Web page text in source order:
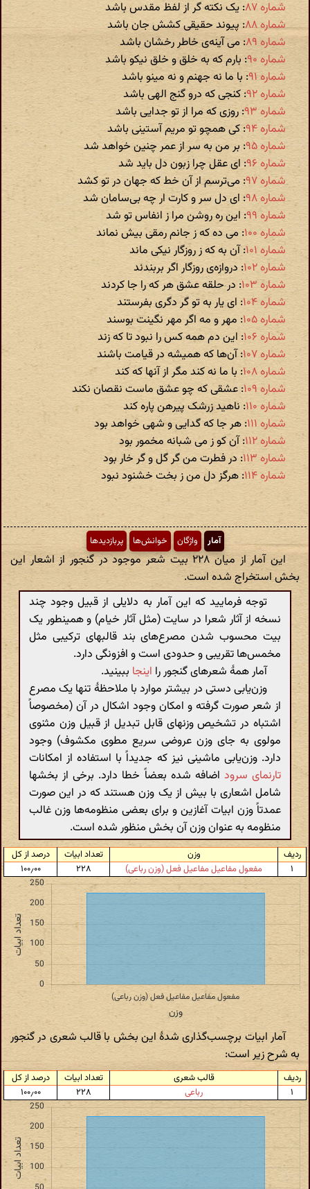
شماره ۸۷
: یک نکته گر از لفظ مقدس باشد
شماره ۸۸
: پیوند حقیقی کشش جان باشد
شماره ۸۹
: می آینه‌ی خاطر رخشان باشد
شماره ۹۰
: بارم که به خلق و خلق نیکو باشد
شماره ۹۱ : با ما نه جهنم و نه مینو باشد
شماره ۹۲
: کنجی که درو گنج الهی باشد
شماره ۹۳
: روزی که مرا از تو جدایی باشد
شماره ۹۴
: کی همچو تو مریم آستینی باشد
شماره ۹۵
: بر من به سر از عمر چنین خواهد شد
شماره ۹۶
: ای عقل چرا زبون دل باید شد
شماره ۹۷
: می‌ترسم از آن خط که جهان در تو کشد
شماره ۹۸
: ای دل سر و کارت ار چه بی‌سامان شد
شماره ۹۹
: این ره روشن مرا ز انفاس تو شد
شماره ۱۰۰
: می ده که ز جانم رمقی بیش نماند
شماره ۱۰۱
: آن به که ز روزگار نیکی ماند
شماره ۱۰۲
: دروازه‌ی روزگار اگر بربندند
شماره ۱۰۳
: در حلقه عشق هر که را جا کردند
شماره ۱۰۴
: ای یار به تو گر دگری بفرستند
شماره ۱۰۵
: مهر و مه اگر مهر نگینت بوسند
شماره ۱۰۶
: این دم همه کس را نبود تا که زند
شماره ۱۰۷
: آن‌ها که همیشه در قیامت باشند
شماره ۱۰۸
: با ما نه کند مگر از آنها که کند
شماره ۱۰۹
: عشقی که چو عشق ماست نقصان نکند
شماره ۱۱۰
: ناهید زرشک پیرهن پاره کند
شماره ۱۱۱
: هر جا که گدایی و شهی خواهد بود
شماره ۱۱۲
: آن کو ز می شبانه مخمور بود
شماره ۱۱۳
: در فطرت من گر گل و گر خار بود
شماره ۱۱۴
: هرگز دل من ز بخت خشنود نبود
آمار واژگان خوانش‌ها پربازدیدها
این آمار از میان ۲۲۸ بیت شعر موجود در گنجور از اشعار این
بخش استخراج شده است.
توجه فرمایید که این آمار به دلایلی از قبیل وجود چند
نسخه از آثار شعرا در سایت (مثل آثار خیام) و همینطور یک
بیت محسوب شدن مصرع‌های بند قالبهای ترکیبی مثل
مخمس‌ها تقریبی و حدودی است و افزونگی دارد.
آمار همهٔ شعرهای گنجور را اینجا ببینید.
وزن‌یابی دستی در بیشتر موارد با ملاحظهٔ تنها یک مصرع
از شعر صورت گرفته و امکان وجود اشکال در آن (مخصوصاً
اشتباه در تشخیص وزنهای قابل تبدیل از قبیل وزن مثنوی
مولوی به جای وزن عروضی سریع مطوی مکشوف) وجود
دارد. وزن‌یابی ماشینی نیز که جدیداً با استفاده از امکانات
تارنمای سرود اضافه شده بعضاً خطا دارد. برخی از بخشها
شامل اشعاری با بیش از یک وزن هستند که در این صورت
عمدتاً وزن ابیات آغازین و برای بعضی منظومه‌ها وزن غالب
منظومه به عنوان وزن آن بخش منظور شده است.
ردیف وزن تعداد ابیات
درصد از کل
۱
مفعول مفاعیل مفاعیل فعل (وزن رباعی) ۲۲۸ ۱۰۰٫۰۰
آمار ابیات برچسب‌گذاری شدهٔ این بخش با قالب شعری در گنجور
به شرح زیر است:
ردیف قالب شعری تعداد ابیات
درصد از کل
۱
رباعی ۲۲۸ ۱۰۰٫۰۰